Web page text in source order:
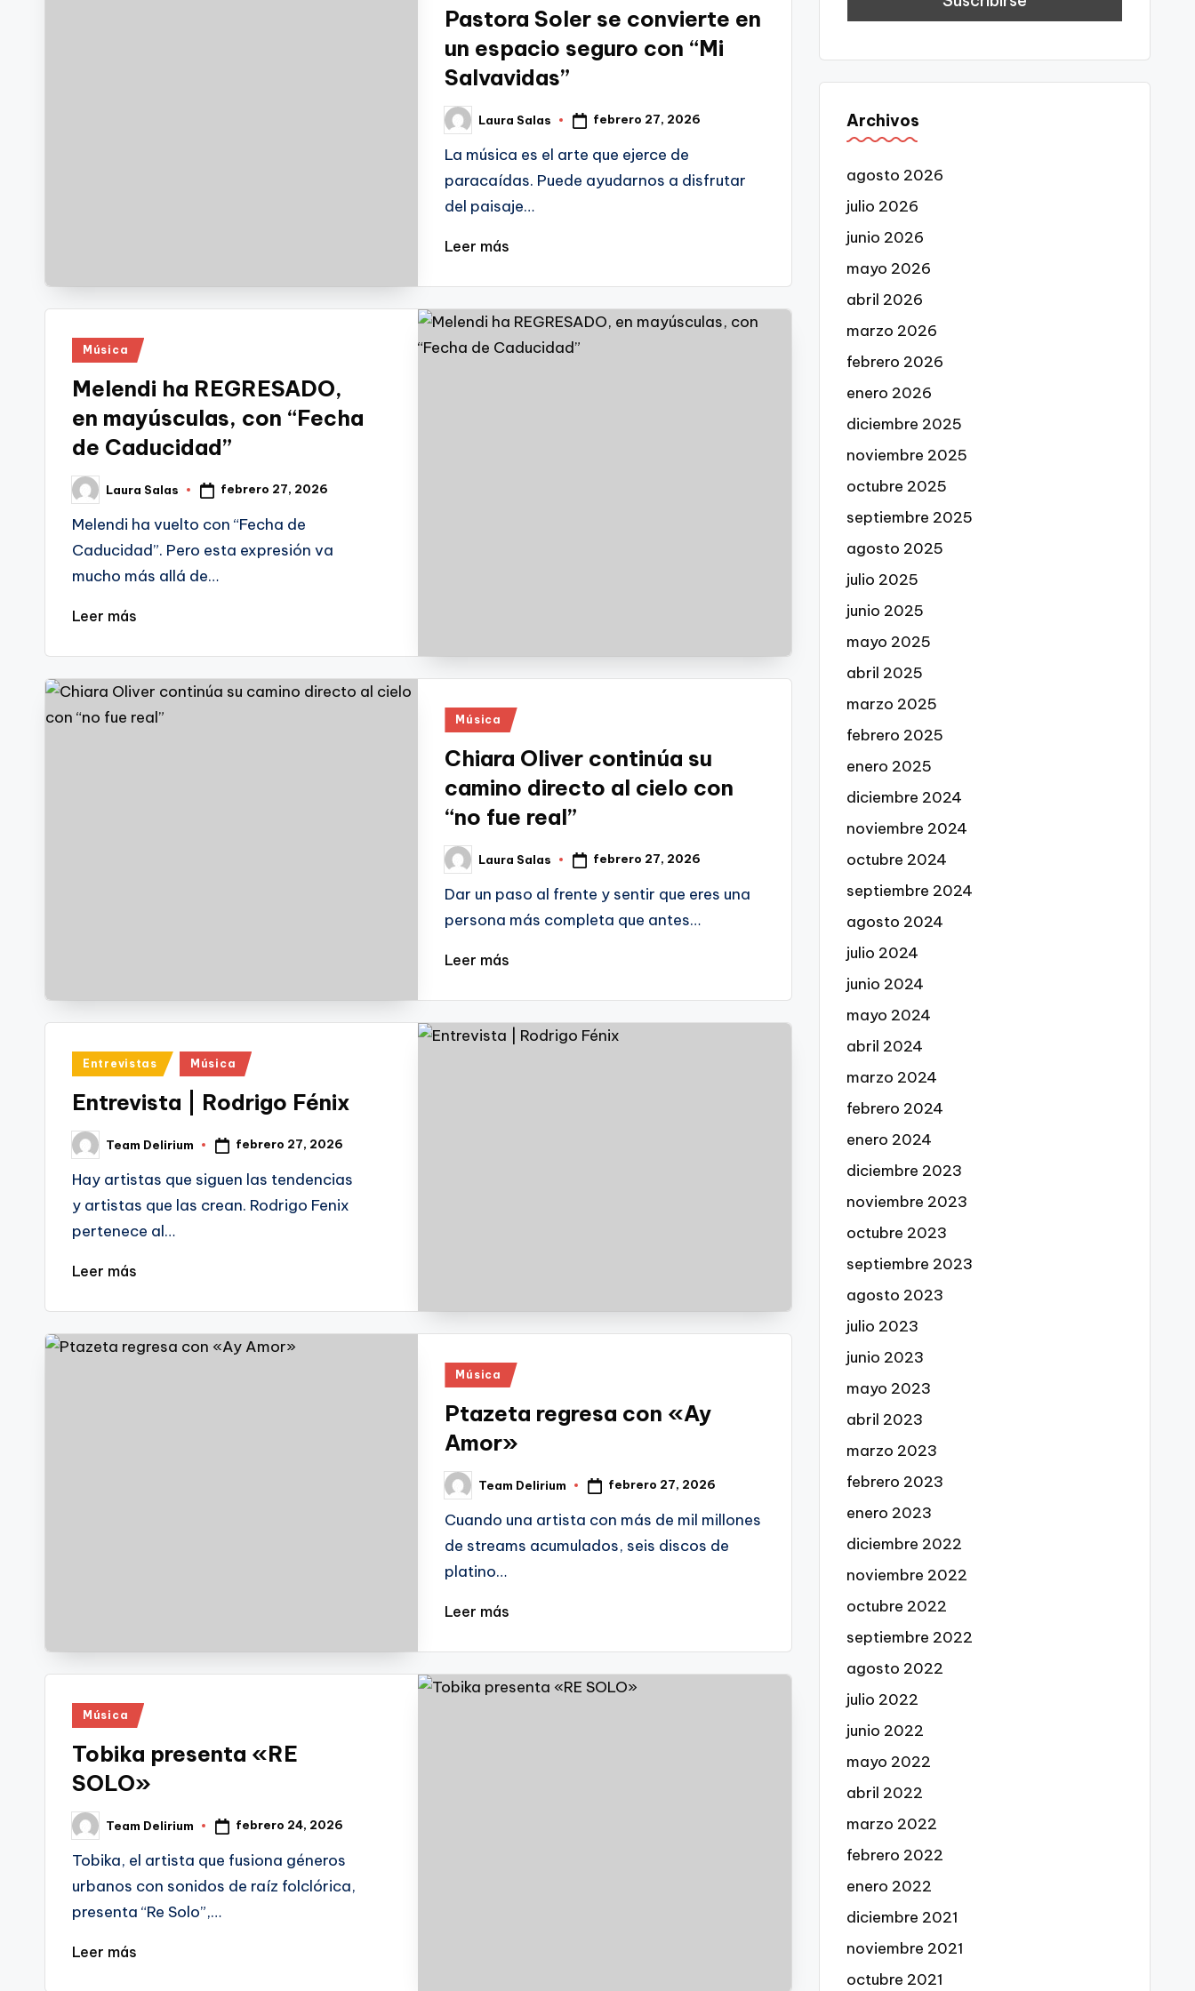
Pastora Soler se convierte en
un espacio seguro con “Mi
Salvavidas”
Publicado
por
Laura Salas febrero 27, 2026
La música es el arte que ejerce de
paracaídas. Puede ayudarnos a disfrutar
del paisaje…
Leer más
Publicado
Música
Melendi ha REGRESADO,
en mayúsculas, con “Fecha
de Caducidad”
Publicado
por
Laura Salas febrero 27, 2026
Melendi ha vuelto con “Fecha de
Caducidad”. Pero esta expresión va
mucho más allá de…
Leer más
Publicado
Música
Chiara Oliver continúa su
camino directo al cielo con
“no fue real”
Publicado
por
Laura Salas febrero 27, 2026
Dar un paso al frente y sentir que eres una
persona más completa que antes…
Leer más
Publicado
Entrevistas Música
Entrevista | Rodrigo Fénix
Publicado
por
Team Delirium febrero 27, 2026
Hay artistas que siguen las tendencias
y artistas que las crean. Rodrigo Fenix
pertenece al…
Leer más
Publicado
Música
Ptazeta regresa con «Ay
Amor»
Publicado
por
Team Delirium febrero 27, 2026
Cuando una artista con más de mil millones
de streams acumulados, seis discos de
platino…
Leer más
Publicado
Música
Tobika presenta «RE
SOLO»
Publicado
por
Team Delirium febrero 24, 2026
Tobika, el artista que fusiona géneros
urbanos con sonidos de raíz folclórica,
presenta “Re Solo”,…
Leer más
Archivos
agosto 2026
julio 2026
junio 2026
mayo 2026
abril 2026
marzo 2026
febrero 2026
enero 2026
diciembre 2025
noviembre 2025
octubre 2025
septiembre 2025
agosto 2025
julio 2025
junio 2025
mayo 2025
abril 2025
marzo 2025
febrero 2025
enero 2025
diciembre 2024
noviembre 2024
octubre 2024
septiembre 2024
agosto 2024
julio 2024
junio 2024
mayo 2024
abril 2024
marzo 2024
febrero 2024
enero 2024
diciembre 2023
noviembre 2023
octubre 2023
septiembre 2023
agosto 2023
julio 2023
junio 2023
mayo 2023
abril 2023
marzo 2023
febrero 2023
enero 2023
diciembre 2022
noviembre 2022
octubre 2022
septiembre 2022
agosto 2022
julio 2022
junio 2022
mayo 2022
abril 2022
marzo 2022
febrero 2022
enero 2022
diciembre 2021
noviembre 2021
octubre 2021